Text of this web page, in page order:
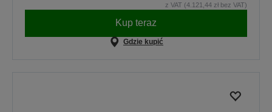
z VAT (4.121,44 zł bez VAT)
Kup teraz
Gdzie kupić